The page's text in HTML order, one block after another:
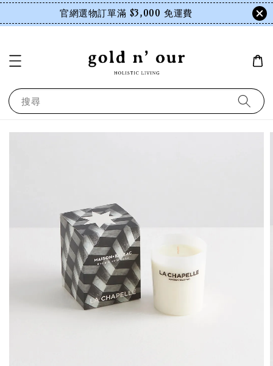
官網選物訂單滿 $3,000 免運費
搜尋